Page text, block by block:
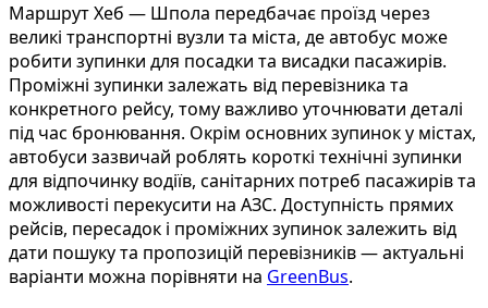
Маршрут Хеб — Шпола передбачає проїзд через
великі транспортні вузли та міста, де автобус може
робити зупинки для посадки та висадки пасажирів.
Проміжні зупинки залежать від перевізника та
конкретного рейсу, тому важливо уточнювати деталі
під час бронювання. Окрім основних зупинок у містах,
автобуси зазвичай роблять короткі технічні зупинки
для відпочинку водіїв, санітарних потреб пасажирів та
можливості перекусити на АЗС. Доступність прямих
рейсів, пересадок і проміжних зупинок залежить від
дати пошуку та пропозицій перевізників — актуальні
варіанти можна порівняти на GreenBus.